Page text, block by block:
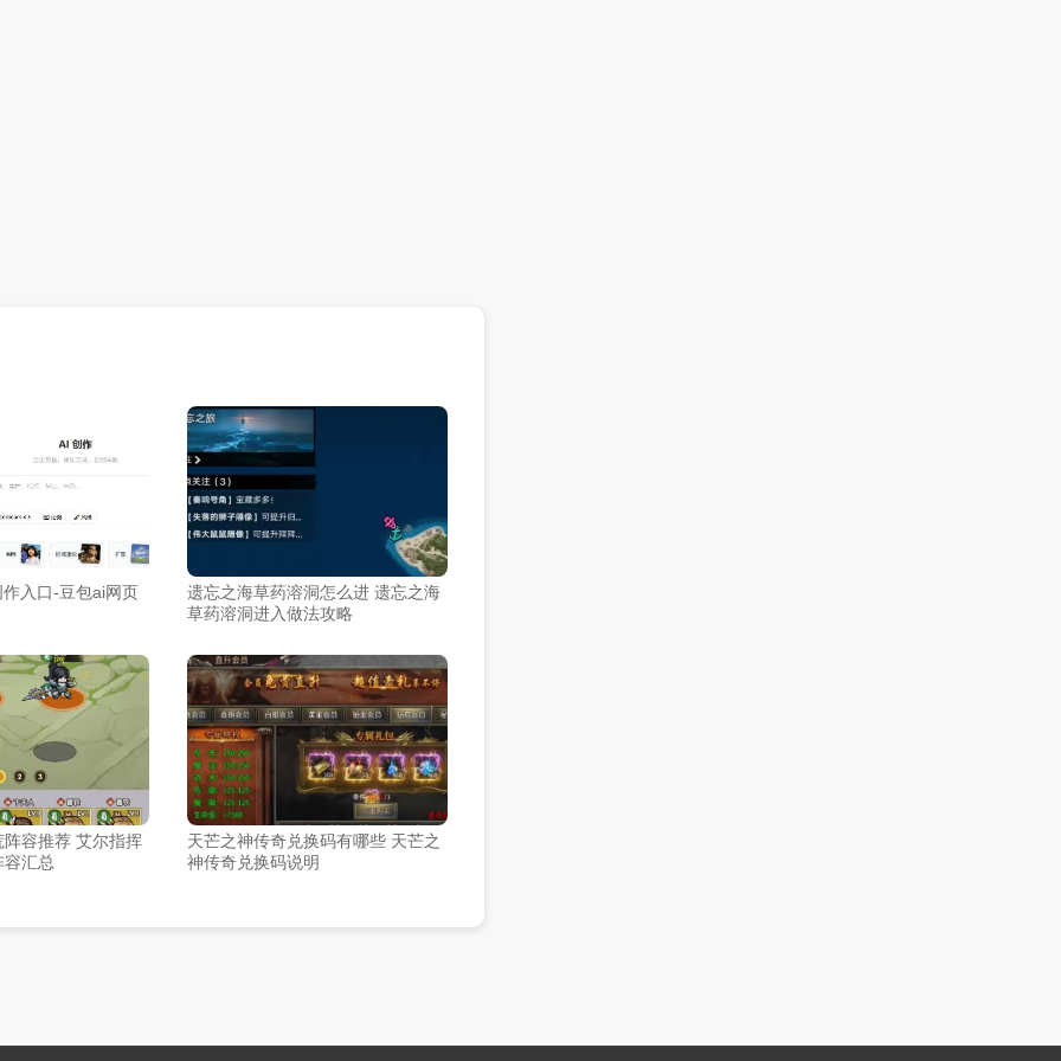
入口-豆包ai网页
遗忘之海草药溶洞怎么进 遗忘之海
草药溶洞进入做法攻略
容推荐 艾尔指挥
容汇总
天芒之神传奇兑换码有哪些 天芒之
神传奇兑换码说明